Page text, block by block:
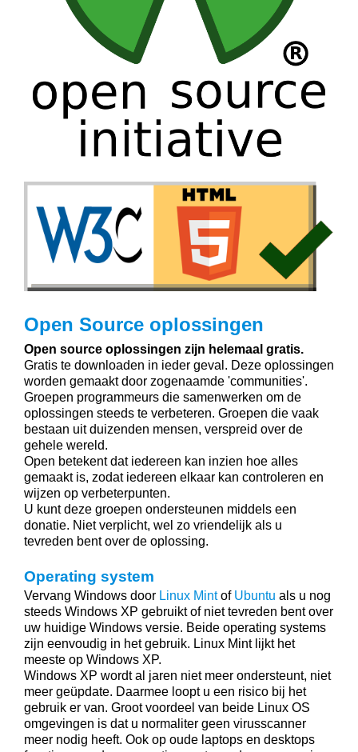
Open Source oplossingen
Open source oplossingen zijn helemaal gratis.
Gratis te downloaden in ieder geval. Deze oplossingen
worden gemaakt door zogenaamde 'communities'.
Groepen programmeurs die samenwerken om de
oplossingen steeds te verbeteren. Groepen die vaak
bestaan uit duizenden mensen, verspreid over de
gehele wereld.
Open betekent dat iedereen kan inzien hoe alles
gemaakt is, zodat iedereen elkaar kan controleren en
wijzen op verbeterpunten.
U kunt deze groepen ondersteunen middels een
donatie. Niet verplicht, wel zo vriendelijk als u
tevreden bent over de oplossing.
Operating system
Vervang Windows door Linux Mintof Ubuntu als u nog
steeds Windows XP gebruikt of niet tevreden bent over
uw huidige Windows versie. Beide operating systems
zijn eenvoudig in het gebruik. Linux Mint lijkt het
meeste op Windows XP.
Windows XP wordt al jaren niet meer ondersteunt, niet
meer geüpdate. Daarmee loopt u een risico bij het
gebruik er van. Groot voordeel van beide Linux OS
omgevingen is dat u normaliter geen virusscanner
meer nodig heeft. Ook op oude laptops en desktops